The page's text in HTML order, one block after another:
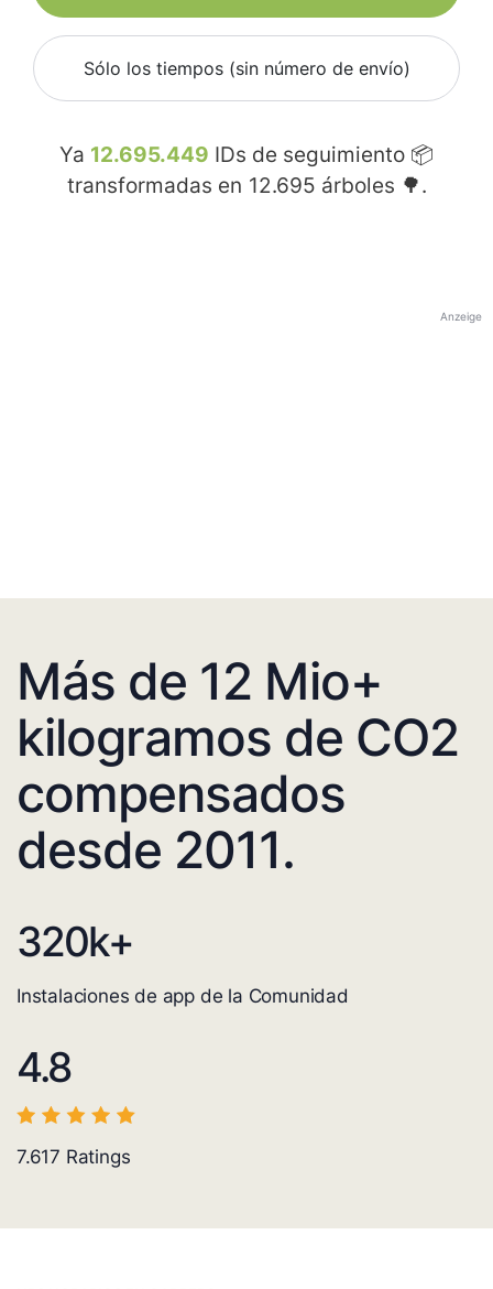
Sólo los tiempos (sin número de envío)
Ya 12.695.449 IDs de seguimiento 📦
transformadas en 12.695 árboles 🌳.
Anzeige
Más de 12 Mio+
kilogramos de CO2
compensados
desde 2011.
320k+
Instalaciones de app de la Comunidad
4.8
7.617 Ratings